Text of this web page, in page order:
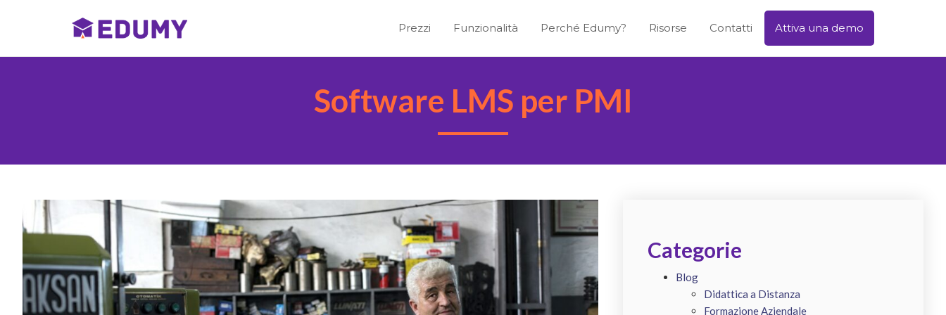
Prezzi Funzionalità Perché Edumy? Risorse Contatti Attiva una demo
Software LMS per PMI
Categorie
Blog
Didattica a Distanza
Formazione Aziendale